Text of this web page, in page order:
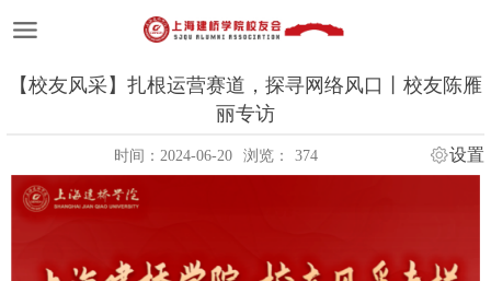
【校友风采】扎根运营赛道，探寻网络风口丨校友陈雁
丽专访
时间：2024-06-20 浏览： 374 设置